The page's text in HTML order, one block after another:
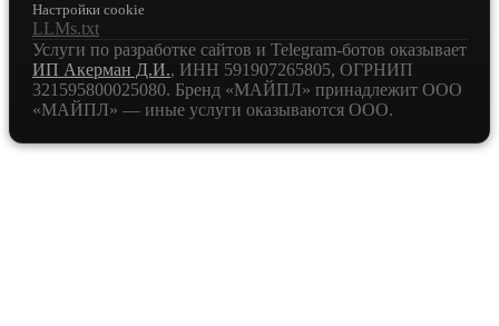
Настройки cookie
LLMs.txt
Услуги по разработке сайтов и Telegram-ботов оказывает
ИП Акерман Д.И., ИНН 591907265805, ОГРНИП
321595800025080. Бренд «МАЙПЛ» принадлежит ООО
«МАЙПЛ» — иные услуги оказываются ООО.